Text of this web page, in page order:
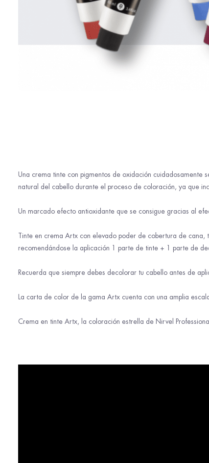
Una crema tinte con pigmentos de oxidación cuidadosamente
natural del cabello durante el proceso de coloración, ya que
Un marcado efecto antioxidante que se consigue gracias al
Tinte en crema Artx con elevado poder de cobertura de
recomendándose la aplicación 1 parte de tinte + 1 parte de
Recuerda que siempre debes decolorar tu cabello antes de
La carta de color de la gama Artx cuenta con una amplia
Crema en tinte Artx, la coloración estrella de Nirvel